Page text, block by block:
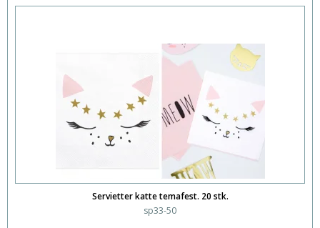
Servietter katte temafest. 20 stk.
sp33-50